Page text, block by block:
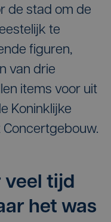
de stad om de
te
figuren,
van drie
items voor uit
Koninklijke
veel tijd
het was